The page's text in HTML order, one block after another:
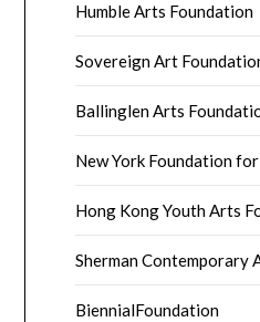
Humble Arts Foundation
Sovereign Art
Ballinglen Arts
New York Foundation
Hong Kong Youth Arts
Sherman Contemporary
BiennialFoundation